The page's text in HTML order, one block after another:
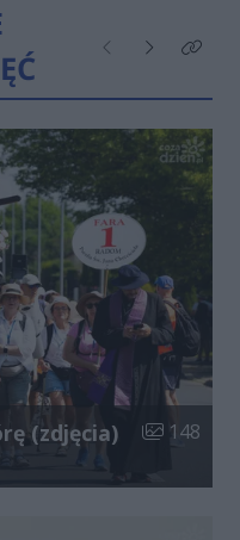
Poprzednie
NastępneKliknij
(zdjęcia) Liczba
148